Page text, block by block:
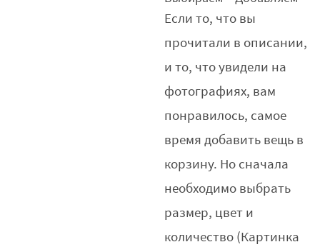
Если то, что вы
прочитали в описании,
и то, что увидели на
фотографиях, вам
понравилось, самое
время добавить вещь в
корзину. Но сначала
необходимо выбрать
размер, цвет и
количество (Картинка